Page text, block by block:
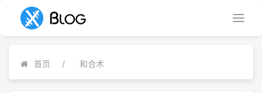
首页 和合术